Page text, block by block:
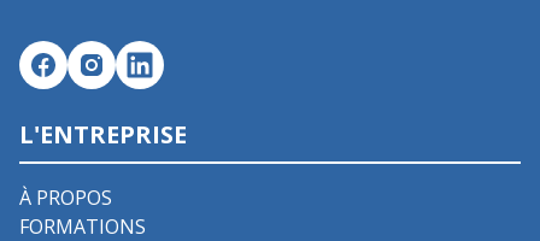
L'ENTREPRISE
À PROPOS
FORMATIONS